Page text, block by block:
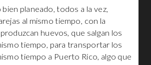
planeado, todos a la vez,
al mismo tiempo, con la
huevos, que salgan los
tiempo, para transportar los
tiempo a Puerto Rico, algo que